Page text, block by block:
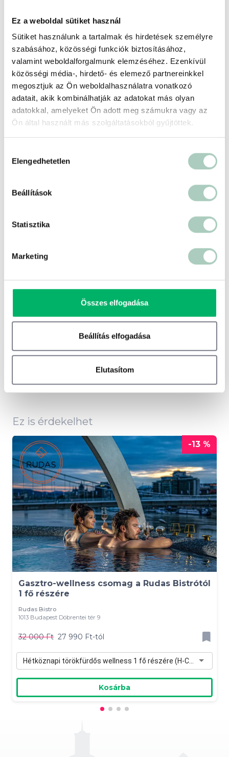
Ez a weboldal sütiket használ
Sütiket használunk a tartalmak és hirdetések személyre
szabásához, közösségi funkciók biztosításához,
valamint weboldalforgalmunk elemzéséhez. Ezenkívül
közösségi média-, hirdető- és elemező partnereinkkel
megosztjuk az Ön weboldalhasználatra vonatkozó
adatait, akik kombinálhatják az adatokat más olyan
adatokkal, amelyeket Ön adott meg számukra vagy az
Ön által használt más szolgáltatásokból gyűjtöttek.
kiválasztása
Elengedhetetlen
Beállítások
Statisztika
Marketing
Összes elfogadása
Beállítás elfogadása
Elutasítom
2026.07.01-08.20, 2026.10.23-11.01.
Foglalási feltételek
Partnerünkről
Helyszín
2072 Zsámbék Nyárfás u. 2.
Terms of use
Ez is érdekelhet
-13 %
Gasztro-wellness csomag a Rudas Bistrótól
1 fő részére
Rudas Bistro
1013 Budapest Döbrentei tér 9
32 000 Ft 27 990 Ft-tól
Kosárba